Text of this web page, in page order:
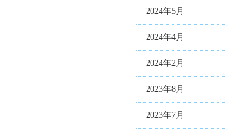
2024年5月
2024年4月
2024年2月
2023年8月
2023年7月